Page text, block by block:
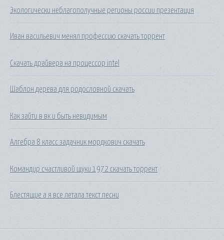
Экологически неблагополучные регионы россии презентация
Иван васильевич менял профессию скачать торрент
Скачать драйвера на процессор intel
Шаблон дерева для родословной скачать
Как зайти в вк и быть невидимым
Алгебра 8 класс задачник мордкович скачать
Командир счастливой щуки 1972 скачать торрент
Блестящие а я все летала текст песни